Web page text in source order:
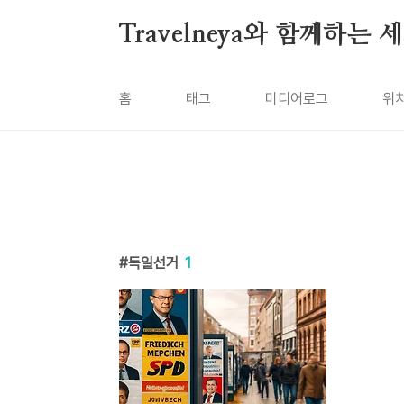
Travelneya와 함께하는
홈 태그 미디어로그 위
독일선거 1